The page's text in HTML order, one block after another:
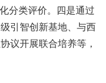
分类评价。四是通过
引智创新基地、与西
议开展联合培养等，